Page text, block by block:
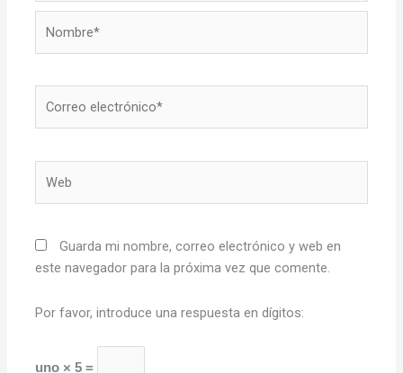
Guarda mi nombre, correo electrónico y web en
este navegador para la próxima vez que comente.
Por favor, introduce una respuesta en dígitos:
uno × 5 =